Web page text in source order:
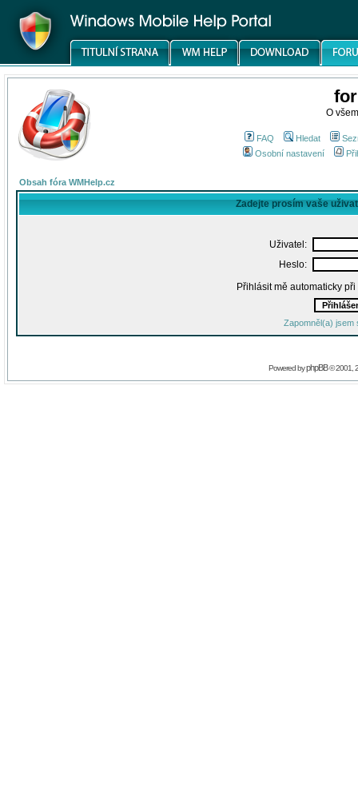
O
FAQ Hledat
Osobní nastavení
Obsah fóra WMHelp.cz
Zadejte prosím vaše
Uživatel:
Heslo:
Přihlásit mě automaticky
Zapomněl(a) jsem
Powered byphpBB© 2001,